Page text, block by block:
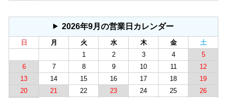
2026年9月の営業日カレンダー
日 月 火 水 木 金
土
1
2 3 4
5
6
7 8 9 10 11
12
13
14 15 16 17 18
19
20
21 22 23 24 25
26